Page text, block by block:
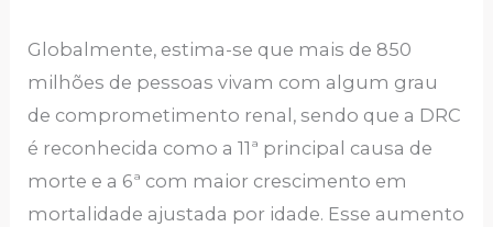
Globalmente, estima-se que mais de 850
milhões de pessoas vivam com algum grau
de comprometimento renal, sendo que a DRC
é reconhecida como a 11ª principal causa de
morte e a 6ª com maior crescimento em
mortalidade ajustada por idade. Esse aumento